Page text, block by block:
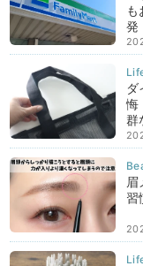
も
発
悔
群
眉
習